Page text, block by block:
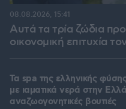
Αυτά τα τρία ζώδια
οικονομική επιτυχία
08.08.2026, 15:41
Τα spa της ελληνικής
με ιαματικά νερά στην
αναζωογονητικές βουτιές